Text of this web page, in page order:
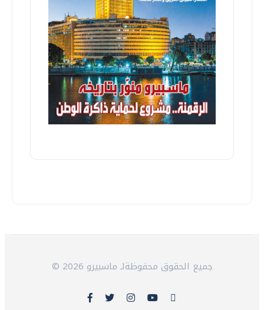
© 2026 جميع الحقوق محفوظةلـ ماسبيرو